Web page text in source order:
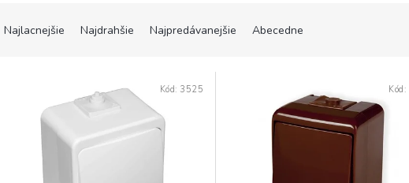
Najlacnejšie Najdrahšie Najpredávanejšie Abecedne
Kód: 3525 Kód: